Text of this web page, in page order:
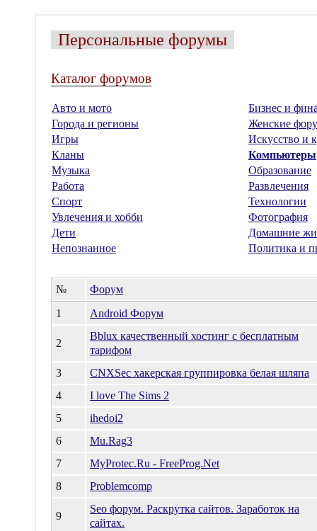
Персональные форумы
Каталог форумов
Авто и мото
Бизнес и
Города и регионы
Женские
Игры
Искусство и
Кланы
Компьютеры
Музыка
Образование
Работа
Развлечения
Спорт
Технологии
Увлечения и хобби
Фотография
Дети
Домашние
Непознанное
Политика и
№
Форум
1
Android Форум
2
Bblux качественный хостинг с бесплатным
тарифом
3
CNXSec хакерская группировка белая шляпа
4
I love The Sims 2
5
ihedoi2
6
Mu.Rag3
7
MyProtec.Ru - FreeProg.Net
8
Problemcomp
9
Seo форум. Раскрутка сайтов. Заработок на
сайтах.